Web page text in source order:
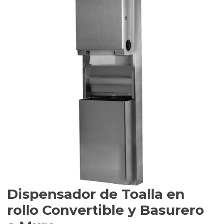
Dispensador de Toalla en
rollo Convertible y Basurero